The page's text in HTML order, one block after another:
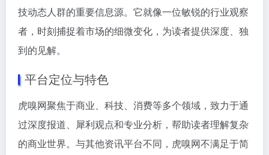
技动态人群的重要信息源。它就像一位敏锐的行业观察
者，时刻捕捉着市场的细微变化，为读者提供深度、独
到的见解。
平台定位与特色
虎嗅网聚焦于商业、科技、消费等多个领域，致力于通
过深度报道、犀利观点和专业分析，帮助读者理解复杂
的商业世界。与其他资讯平台不同，虎嗅网不满足于简